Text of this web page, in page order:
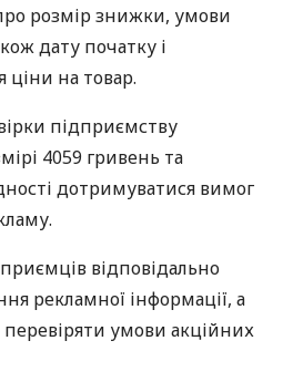
розмір знижки, умови
дату початку і
на товар.
підприємству
4059 гривень та
дотримуватися вимог
відповідально
рекламної інформації, а
умови акційних